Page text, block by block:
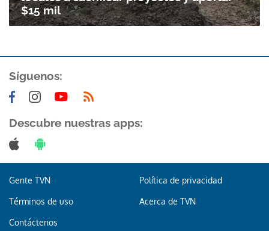
Gracias por suscribirte a nuestro boletín.
$15 mil
Síguenos:
Descubre nuestras apps:
Gente TVN Política de privacidad
Términos de uso Acerca de TVN
Contáctenos